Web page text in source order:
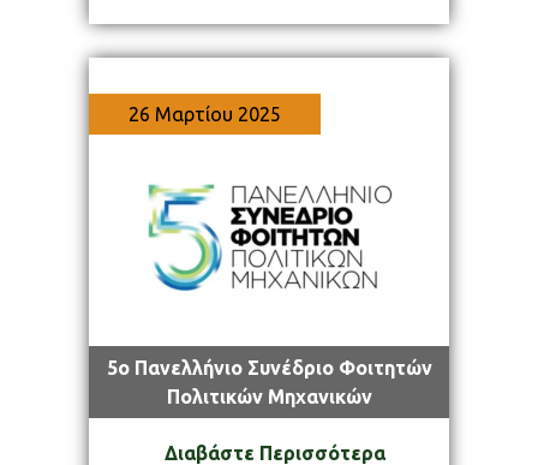
5ο Πανελλήνιο Συνέδριο Φοιτητών
Πολιτικών Μηχανικών
Διαβάστε Περισσότερα
26 Μαρτίου 2025